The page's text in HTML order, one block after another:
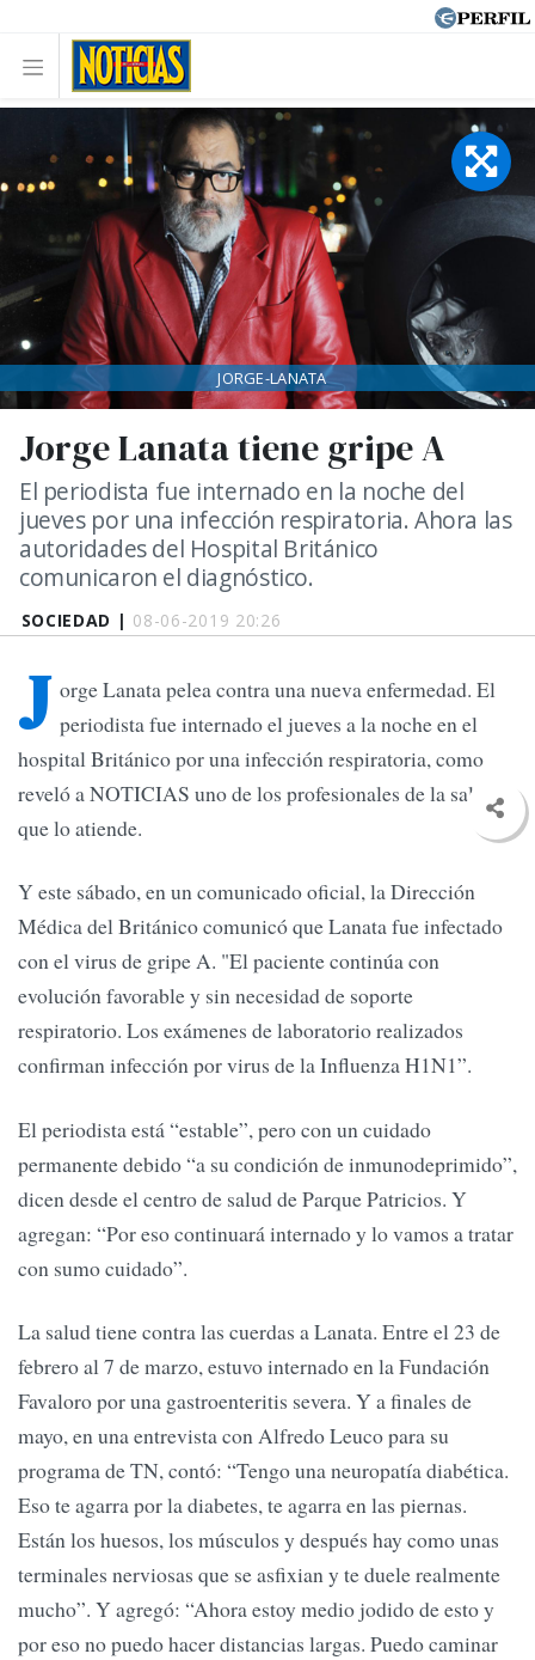
SOCIEDAD | 08-06-2019 20:26
Jorge Lanata tiene gripe A
El periodista fue internado en la noche del
jueves por una infección respiratoria. Ahora las
autoridades del Hospital Británico
comunicaron el diagnóstico.
JORGE-LANATA
J orge Lanata pelea contra una nueva enfermedad. El
periodista fue internado el jueves a la noche en el
hospital Británico por una infección respiratoria, como
reveló a NOTICIAS uno de los profesionales de la salud
que lo atiende.
Y este sábado, en un comunicado oficial, la Dirección
Médica del Británico comunicó que Lanata fue infectado
con el virus de gripe A. "El paciente continúa con
evolución favorable y sin necesidad de soporte
respiratorio. Los exámenes de laboratorio realizados
confirman infección por virus de la Influenza H1N1”.
El periodista está “estable”, pero con un cuidado
permanente debido “a su condición de inmunodeprimido”,
dicen desde el centro de salud de Parque Patricios. Y
agregan: “Por eso continuará internado y lo vamos a tratar
con sumo cuidado”.
La salud tiene contra las cuerdas a Lanata. Entre el 23 de
febrero al 7 de marzo, estuvo internado en la Fundación
Favaloro por una gastroenteritis severa. Y a finales de
mayo, en una entrevista con Alfredo Leuco para su
programa de TN, contó: “Tengo una neuropatía diabética.
Eso te agarra por la diabetes, te agarra en las piernas.
Están los huesos, los músculos y después hay como unas
terminales nerviosas que se asfixian y te duele realmente
mucho”. Y agregó: “Ahora estoy medio jodido de esto y
por eso no puedo hacer distancias largas. Puedo caminar